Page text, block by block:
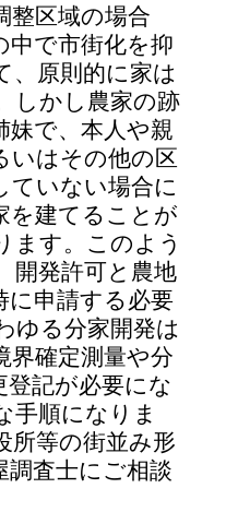
整区域の場合
中で市街化を抑
、原則的に家は
しかし農家の跡
妹で、本人や親
いはその他の区
ていない場合に
を建てることが
ます。このよう
開発許可と農地
に申請する必要
ゆる分家開発は
界確定測量や分
登記が必要にな
手順になりま
所等の街並み形
調査士にご相談